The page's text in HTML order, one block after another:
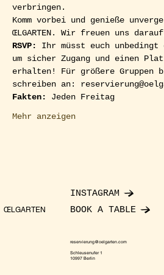
verbringen.
Komm vorbei und genieße
ŒLGARTEN. Wir freuen uns
RSVP: Ihr müsst euch
um sicher Zugang und einen
erhalten! Für größere
schreiben an:
Fakten:
Jeden Freitag
Mehr anzeigen
ŒLGARTEN
INSTAGRAM
BOOK A TABLE
reservierung@oelgarten.com
Schleusenufer 1
10997 Berlin